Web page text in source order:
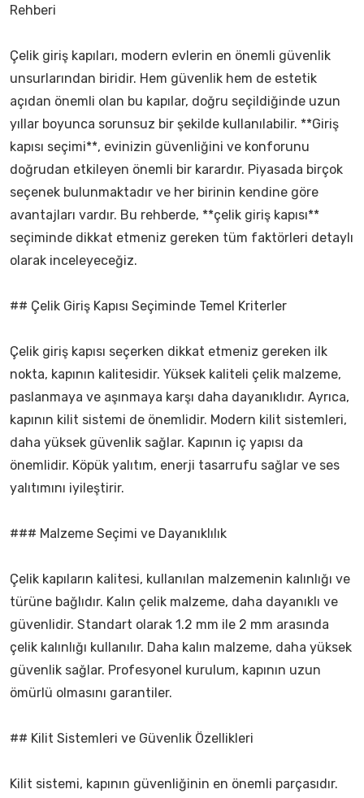
Rehberi
Çelik giriş kapıları, modern evlerin en önemli güvenlik
unsurlarından biridir. Hem güvenlik hem de estetik
açıdan önemli olan bu kapılar, doğru seçildiğinde uzun
yıllar boyunca sorunsuz bir şekilde kullanılabilir. **Giriş
kapısı seçimi**, evinizin güvenliğini ve konforunu
doğrudan etkileyen önemli bir karardır. Piyasada birçok
seçenek bulunmaktadır ve her birinin kendine göre
avantajları vardır. Bu rehberde, **çelik giriş kapısı**
seçiminde dikkat etmeniz gereken tüm faktörleri detaylı
olarak inceleyeceğiz.
## Çelik Giriş Kapısı Seçiminde Temel Kriterler
Çelik giriş kapısı seçerken dikkat etmeniz gereken ilk
nokta, kapının kalitesidir. Yüksek kaliteli çelik malzeme,
paslanmaya ve aşınmaya karşı daha dayanıklıdır. Ayrıca,
kapının kilit sistemi de önemlidir. Modern kilit sistemleri,
daha yüksek güvenlik sağlar. Kapının iç yapısı da
önemlidir. Köpük yalıtım, enerji tasarrufu sağlar ve ses
yalıtımını iyileştirir.
### Malzeme Seçimi ve Dayanıklılık
Çelik kapıların kalitesi, kullanılan malzemenin kalınlığı ve
türüne bağlıdır. Kalın çelik malzeme, daha dayanıklı ve
güvenlidir. Standart olarak 1.2 mm ile 2 mm arasında
çelik kalınlığı kullanılır. Daha kalın malzeme, daha yüksek
güvenlik sağlar. Profesyonel kurulum, kapının uzun
ömürlü olmasını garantiler.
## Kilit Sistemleri ve Güvenlik Özellikleri
Kilit sistemi, kapının güvenliğinin en önemli parçasıdır.